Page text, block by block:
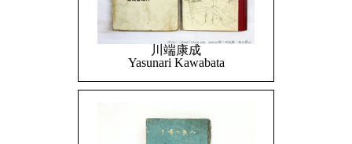
川端康成
Yasunari Kawabata